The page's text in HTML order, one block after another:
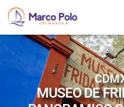
MUSEO DE